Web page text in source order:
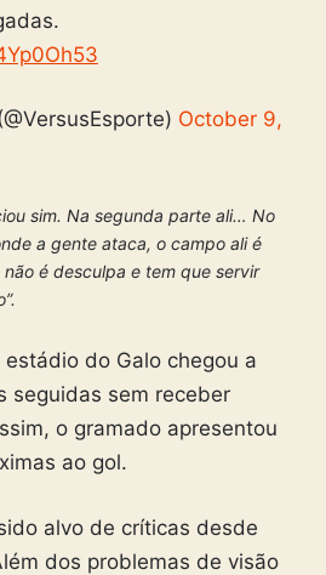
October 9,
sim. Na segunda parte ali… No
a gente ataca, o campo ali é
é desculpa e tem que servir
do Galo chegou a
seguidas sem receber
o gramado apresentou
ao gol.
alvo de críticas desde
dos problemas de visão